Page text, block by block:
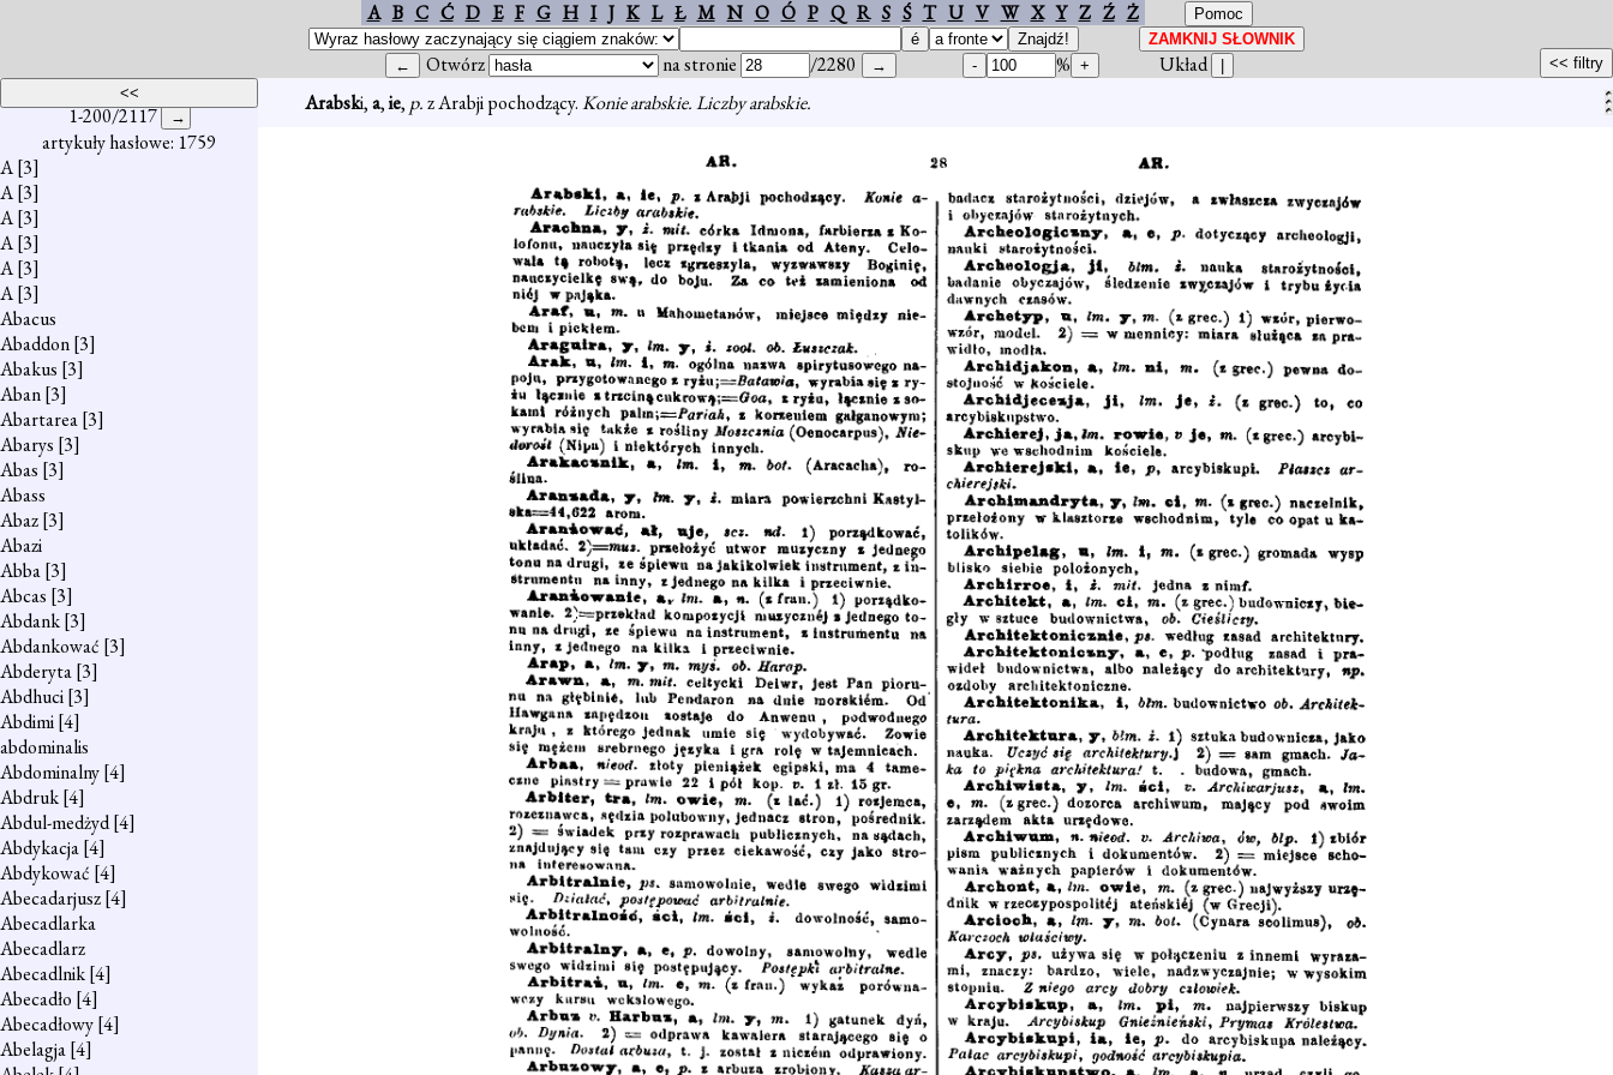
A B C Ć D E F G H I J K L Ł M N O Ó P Q R S Ś T U V W X Y Z Ź Ż
Otwórz na stronie /2280 % Układ
1-200/2117
artykuły hasłowe: 1759
A[3]
A[3]
A[3]
A[3]
A[3]
A[3]
Abacus
Abaddon[3]
Abakus [3]
Aban[3]
Abartarea[3]
Abarys [3]
Abas [3]
Abass
Abaz[3]
Abazi
Abba[3]
Abcas [3]
Abdank[3]
Abdankować [3]
Abderyta[3]
Abdhuci[3]
Abdimi[4]
abdominalis
Abdominalny[4]
Abdruk[4]
Abdul-medżyd[4]
Abdykacja[4]
Abdykować [4]
Abecadarjusz[4]
Abecadlarka
Abecadlarz
Abecadlnik[4]
Abecadło [4]
Abecadłowy[4]
Abelagja[4]
Arabski,a,ie, p.z Arabji pochodzący.Konie arabskie. Liczby arabskie.